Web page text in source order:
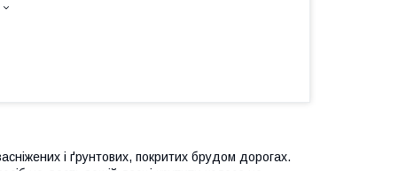
і ґрунтових, покритих брудом дорогах.